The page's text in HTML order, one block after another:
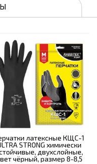
латексные КЩС-1
STRONG химически
двухслойные,
чёрный, размер 8-8,5